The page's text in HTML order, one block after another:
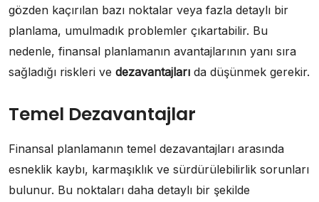
gözden kaçırılan bazı noktalar veya fazla detaylı bir
planlama, umulmadık problemler çıkartabilir. Bu
nedenle, finansal planlamanın avantajlarının yanı sıra
sağladığı riskleri ve dezavantajları da düşünmek gerekir.
Temel Dezavantajlar
Finansal planlamanın temel dezavantajları arasında
esneklik kaybı, karmaşıklık ve sürdürülebilirlik sorunları
bulunur. Bu noktaları daha detaylı bir şekilde